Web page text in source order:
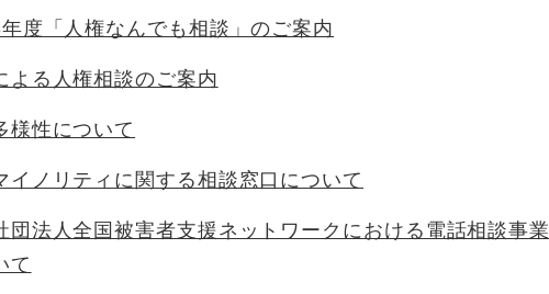
度「人権なんでも相談」のご案内
よる人権相談のご案内
様性について
イノリティに関する相談窓口について
団法人全国被害者支援ネットワークにおける電話相談事業
て